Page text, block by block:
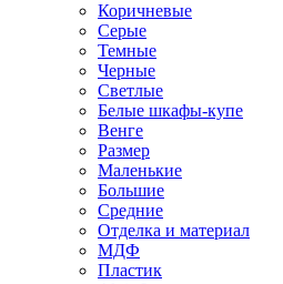
Коричневые
Серые
Темные
Черные
Светлые
Белые шкафы-купе
Венге
Размер
Маленькие
Большие
Средние
Отделка и материал
МДФ
Пластик